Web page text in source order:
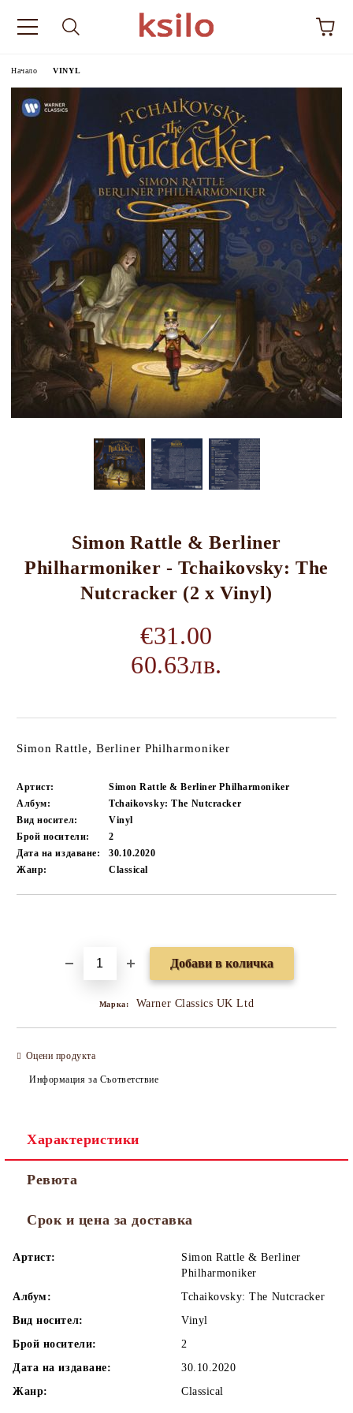
Начало VINYL
Simon Rattle & Berliner
Philharmoniker - Tchaikovsky: The
Nutcracker (2 x Vinyl)
€31.00
60.63лв.
Simon Rattle, Berliner Philharmoniker
Артист:
Simon Rattle & Berliner Philharmoniker
Албум:
Tchaikovsky: The Nutcracker
Вид носител:
Vinyl
Брой носители:
2
Дата на издаване:
30.10.2020
Жанр:
Classical
Марка: Warner Classics UK Ltd
Оцени продукта
Информация за Съответствие
Характеристики
Ревюта
Срок и цена за доставка
Артист:
Simon Rattle & Berliner
Philharmoniker
Албум:
Tchaikovsky: The Nutcracker
Вид носител:
Vinyl
Брой носители:
2
Дата на издаване:
30.10.2020
Жанр:
Classical